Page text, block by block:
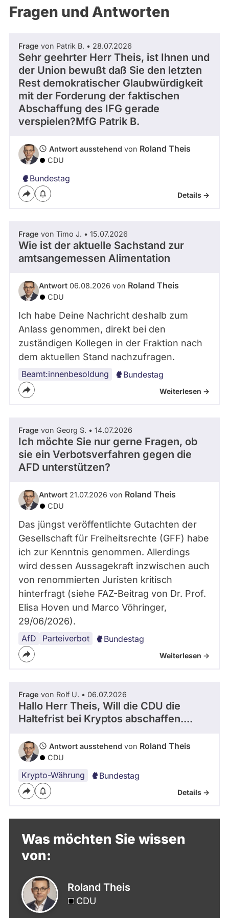
Listenposition
aktueller
gestellt
wurden.
Solche
aus
vergangenen
Kandidaturen
und
Mandaten
werden
nicht
Fragen und Antworten
Frage von Patrik B. • 28.07.2026
Sehr geehrter Herr Theis, ist Ihnen und
der Union bewußt daß Sie den letzten
Rest demokratischer Glaubwürdigkeit
mit der Forderung der faktischen
Abschaffung des IFG gerade
verspielen?MfG Patrik B.
Antwort ausstehend von Roland Theis
CDU
Bundestag
Details ->
Frage von Timo J. • 15.07.2026
Wie ist der aktuelle Sachstand zur
amtsangemessen Alimentation
Antwort 06.08.2026 von Roland Theis
CDU
Ich habe Deine Nachricht deshalb zum
Anlass genommen, direkt bei den
zuständigen Kollegen in der Fraktion nach
dem aktuellen Stand nachzufragen.
Beamt:innenbesoldung Bundestag
Weiterlesen ->
Frage von Georg S. • 14.07.2026
Ich möchte Sie nur gerne Fragen, ob
sie ein Verbotsverfahren gegen die
AFD unterstützen?
Antwort 21.07.2026 von Roland Theis
CDU
Das jüngst veröffentlichte Gutachten der
Gesellschaft für Freiheitsrechte (GFF) habe
ich zur Kenntnis genommen. Allerdings
wird dessen Aussagekraft inzwischen auch
von renommierten Juristen kritisch
hinterfragt (siehe FAZ-Beitrag von Dr. Prof.
Elisa Hoven und Marco Vöhringer,
29/06/2026).
AfD Parteiverbot Bundestag
Weiterlesen ->
Frage von Rolf U. • 06.07.2026
Hallo Herr Theis, Will die CDU die
Haltefrist bei Kryptos abschaffen....
Antwort ausstehend von Roland Theis
CDU
Krypto-Währung Bundestag
Details ->
Was möchten Sie wissen
von:
Roland Theis
CDU